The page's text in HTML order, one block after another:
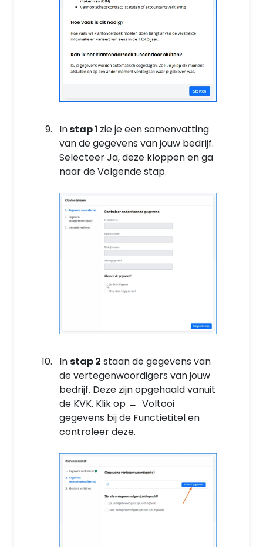
Instap 1 zie je een samenvatting
van de gegevens van jouw bedrijf.
Selecteer Ja, deze kloppen en ga
naar de Volgende stap.
Instap 2 staan de gegevens van
de vertegenwoordigers van jouw
bedrijf. Deze zijn opgehaald vanuit
de KVK. Klik op → Voltooi
gegevens bij de Functietitel en
controleer deze.